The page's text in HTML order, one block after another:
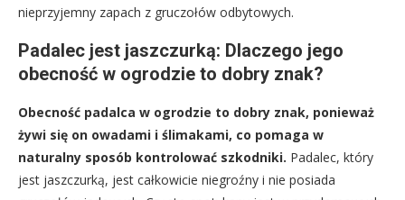
nieprzyjemny zapach z gruczołów odbytowych.
Padalec jest jaszczurką: Dlaczego jego
obecność w ogrodzie to dobry znak?
Obecność padalca w ogrodzie to dobry znak, ponieważ
żywi się on owadami i ślimakami, co pomaga w
naturalny sposób kontrolować szkodniki. Padalec, który
jest jaszczurką, jest całkowicie niegroźny i nie posiada